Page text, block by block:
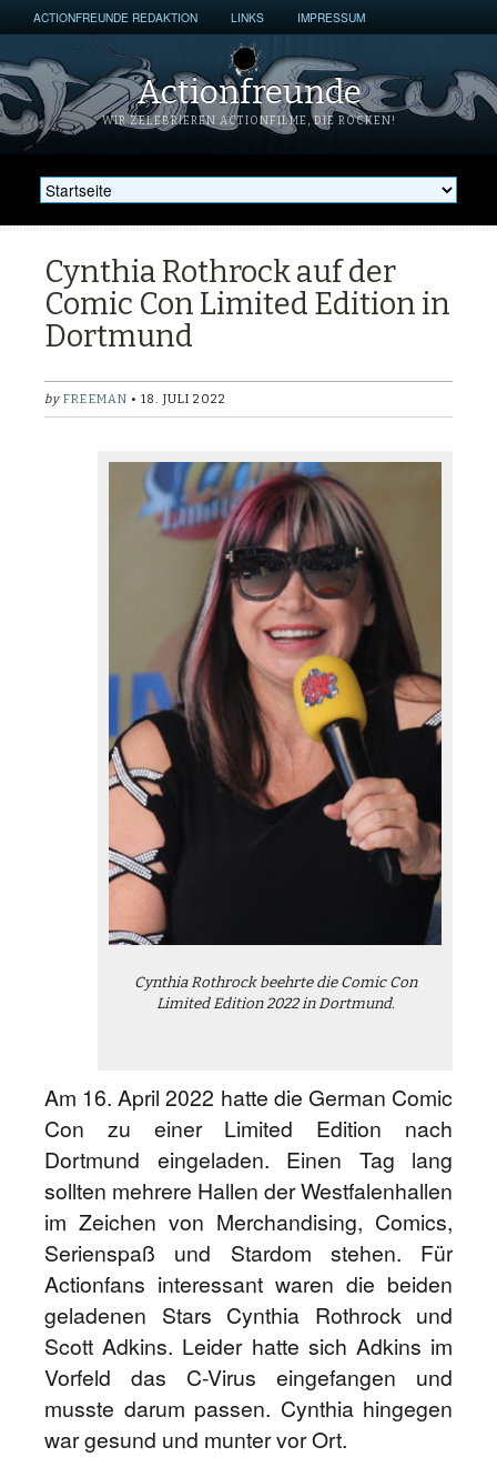
ACTIONFREUNDE REDAKTION LINKS IMPRESSUM
Actionfreunde
WIR ZELEBRIEREN ACTIONFILME, DIE ROCKEN!
Cynthia Rothrock auf der
Comic Con Limited Edition in
Dortmund
by FREEMAN • 18. JULI 2022
Cynthia Rothrock beehrte die Comic Con
Limited Edition 2022 in Dortmund.
Am 16. April 2022 hatte die German Comic
Con zu einer Limited Edition nach
Dortmund eingeladen. Einen Tag lang
sollten mehrere Hallen der Westfalenhallen
im Zeichen von Merchandising, Comics,
Serienspaß und Stardom stehen. Für
Actionfans interessant waren die beiden
geladenen Stars Cynthia Rothrock und
Scott Adkins. Leider hatte sich Adkins im
Vorfeld das C-Virus eingefangen und
musste darum passen. Cynthia hingegen
war gesund und munter vor Ort.